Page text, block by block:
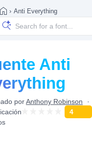
› Anti Everything
Anti
porAnthony Robinson
4